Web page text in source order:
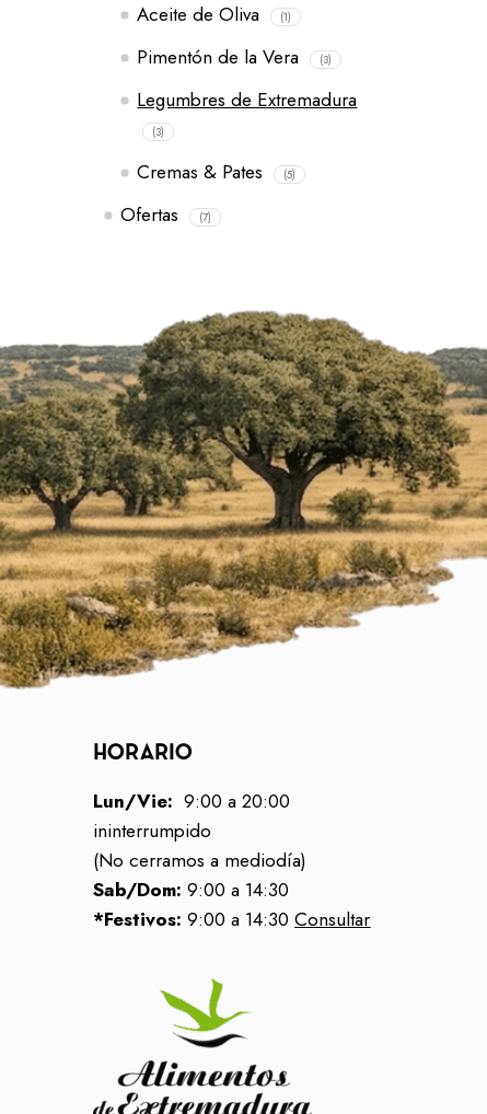
Aceite de Oliva (1)
Pimentón de la Vera (3)
Legumbres de Extremadura
(3)
Cremas & Pates (5)
Ofertas (7)
HORARIO
Lun/Vie: 9:00 a 20:00
ininterrumpido
(No cerramos a mediodía)
Sab/Dom: 9:00 a 14:30
*Festivos:9:00 a 14:30Consultar